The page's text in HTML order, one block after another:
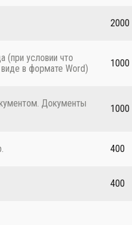
2000
(при условии что
в формате Word)
1000
Документы
1000
400
400